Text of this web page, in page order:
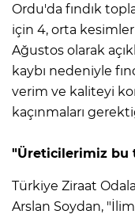
Ordu'da fındık
için 4, orta
Ağustos olarak
kaybı nedeniyle
verim ve kaliteyi
kaçınmaları
"Üreticilerimiz bu
Türkiye Ziraat
Arslan Soydan,